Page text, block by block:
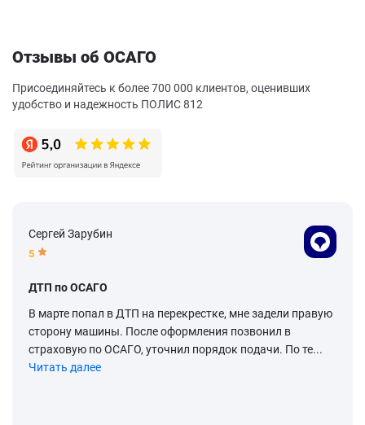
Отзывы об ОСАГО
Присоединяйтесь к более 700 000 клиентов, оценивших
удобство и надежность ПОЛИС 812
Сергей Зарубин
5
ДТП по ОСАГО
В марте попал в ДТП на перекрестке, мне задели правую
сторону машины. После оформления позвонил в
страховую по ОСАГО, уточнил порядок подачи. По те...
Читать далее